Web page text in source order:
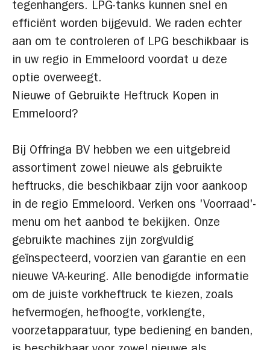
tegenhangers. LPG-tanks kunnen snel en
efficiënt worden bijgevuld. We raden echter
aan om te controleren of LPG beschikbaar is
in uw regio in Emmeloord voordat u deze
optie overweegt.
Nieuwe of Gebruikte Heftruck Kopen in
Emmeloord?
Bij Offringa BV hebben we een uitgebreid
assortiment zowel nieuwe als gebruikte
heftrucks, die beschikbaar zijn voor aankoop
in de regio Emmeloord. Verken ons 'Voorraad'-
menu om het aanbod te bekijken. Onze
gebruikte machines zijn zorgvuldig
geïnspecteerd, voorzien van garantie en een
nieuwe VA-keuring. Alle benodigde informatie
om de juiste vorkheftruck te kiezen, zoals
hefvermogen, hefhoogte, vorklengte,
voorzetapparatuur, type bediening en banden,